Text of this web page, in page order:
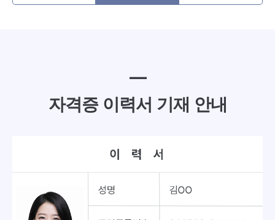
━
자격증 이력서 기재 안내